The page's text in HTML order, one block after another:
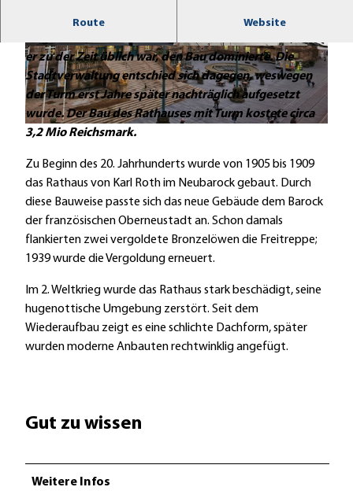
© Stadt Kassel
© Stadt Kassel, Muhamad Ahmad © Stadt Kassel
Route Website
Das Rathaus wurde ab 1905 gebaut und 1909
er zu der Zeit üblich war, den Bau dominierte. Die
Stadtverwaltung entschied sich dagegen, weswegen
der Turm erst Jahre später nachträglich aufgesetzt
wurde. Der Bau des Rathauses mit Turm kostete circa
3,2 Mio Reichsmark.
Zu Beginn des 20. Jahrhunderts wurde von 1905 bis 1909
das Rathaus von Karl Roth im Neubarock gebaut. Durch
diese Bauweise passte sich das neue Gebäude dem Barock
der französischen Oberneustadt an. Schon damals
flankierten zwei vergoldete Bronzelöwen die Freitreppe;
1939 wurde die Vergoldung erneuert.
Im 2. Weltkrieg wurde das Rathaus stark beschädigt, seine
hugenottische Umgebung zerstört. Seit dem
Wiederaufbau zeigt es eine schlichte Dachform, später
wurden moderne Anbauten rechtwinklig angefügt.
Gut zu wissen
Weitere Infos